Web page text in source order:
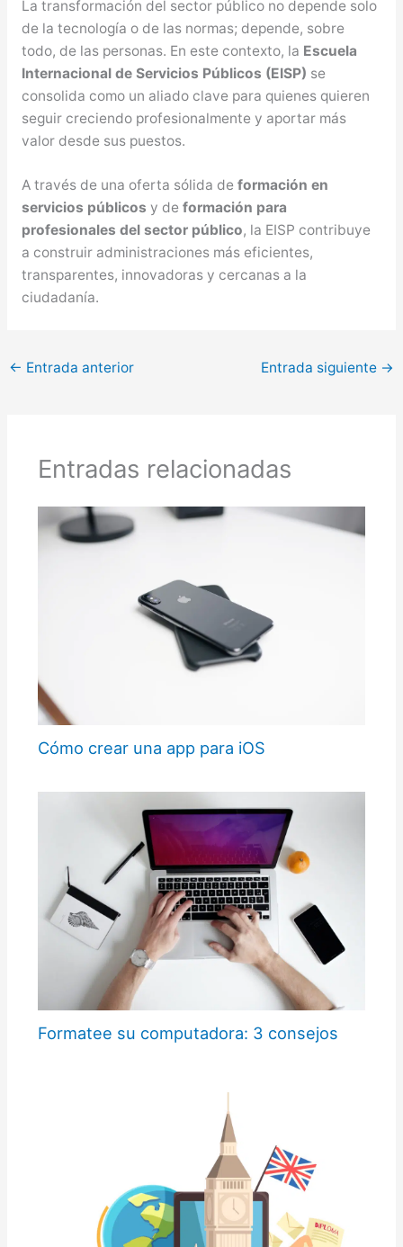
La transformación del sector público no depende solo
de la tecnología o de las normas; depende, sobre
todo, de las personas. En este contexto, la Escuela
Internacional de Servicios Públicos (EISP) se
consolida como un aliado clave para quienes quieren
seguir creciendo profesionalmente y aportar más
valor desde sus puestos.
A través de una oferta sólida de formación en
servicios públicos y de formación para
profesionales del sector público, la EISP contribuye
a construir administraciones más eficientes,
transparentes, innovadoras y cercanas a la
ciudadanía.
← Entrada anterior Entrada siguiente →
Entradas relacionadas
Cómo crear una app para iOS
Formatee su computadora: 3 consejos